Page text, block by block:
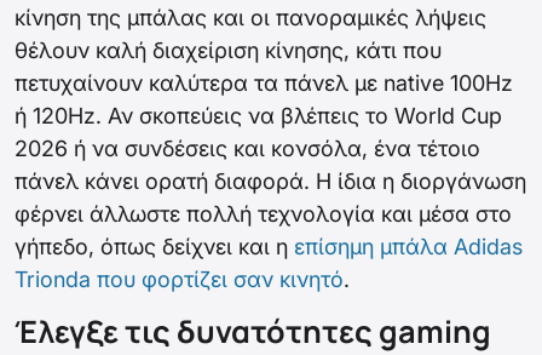
κίνηση της μπάλας και οι πανοραμικές λήψεις
θέλουν καλή διαχείριση κίνησης, κάτι που
πετυχαίνουν καλύτερα τα πάνελ με native 100Hz
ή 120Hz. Αν σκοπεύεις να βλέπεις το World Cup
2026 ή να συνδέσεις και κονσόλα, ένα τέτοιο
πάνελ κάνει ορατή διαφορά. Η ίδια η διοργάνωση
φέρνει άλλωστε πολλή τεχνολογία και μέσα στο
γήπεδο, όπως δείχνει και η επίσημη μπάλα Adidas
Trionda που φορτίζει σαν κινητό.
Έλεγξε τις δυνατότητες gaming